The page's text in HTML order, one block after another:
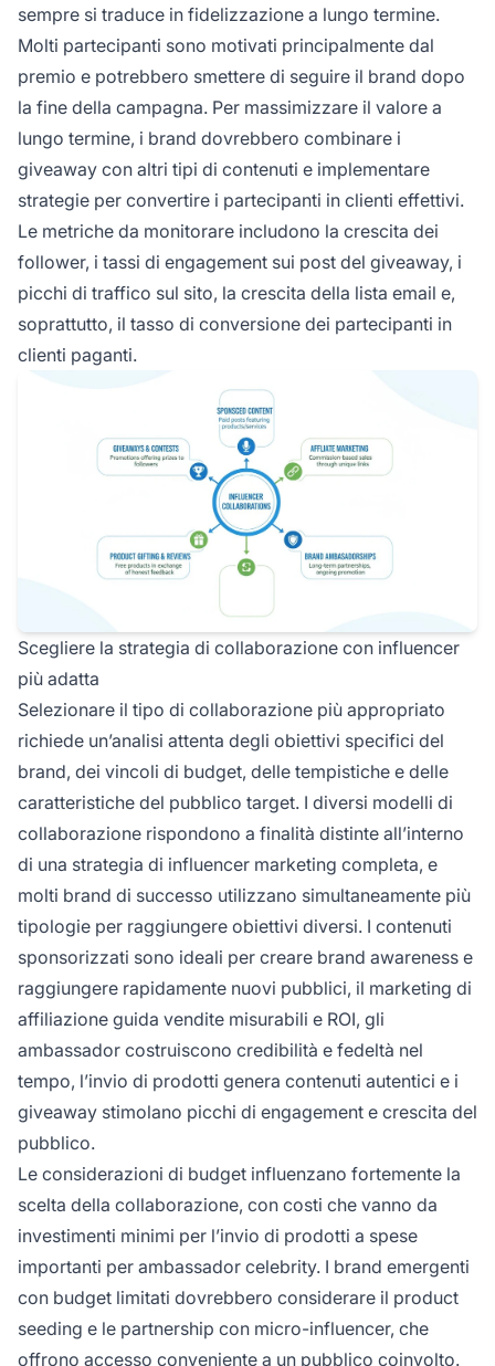
sempre si traduce in fidelizzazione a lungo termine.
Molti partecipanti sono motivati principalmente dal
premio e potrebbero smettere di seguire il brand dopo
la fine della campagna. Per massimizzare il valore a
lungo termine, i brand dovrebbero combinare i
giveaway con altri tipi di contenuti e implementare
strategie per convertire i partecipanti in clienti effettivi.
Le metriche da monitorare includono la crescita dei
follower, i tassi di engagement sui post del giveaway, i
picchi di traffico sul sito, la crescita della lista email e,
soprattutto, il tasso di conversione dei partecipanti in
clienti paganti.
Scegliere la strategia di collaborazione con influencer
più adatta
Selezionare il tipo di collaborazione più appropriato
richiede un’analisi attenta degli obiettivi specifici del
brand, dei vincoli di budget, delle tempistiche e delle
caratteristiche del pubblico target. I diversi modelli di
collaborazione rispondono a finalità distinte all’interno
di una strategia di influencer marketing completa, e
molti brand di successo utilizzano simultaneamente più
tipologie per raggiungere obiettivi diversi. I contenuti
sponsorizzati sono ideali per creare brand awareness e
raggiungere rapidamente nuovi pubblici, il marketing di
affiliazione guida vendite misurabili e ROI, gli
ambassador costruiscono credibilità e fedeltà nel
tempo, l’invio di prodotti genera contenuti autentici e i
giveaway stimolano picchi di engagement e crescita del
pubblico.
Le considerazioni di budget influenzano fortemente la
scelta della collaborazione, con costi che vanno da
investimenti minimi per l’invio di prodotti a spese
importanti per ambassador celebrity. I brand emergenti
con budget limitati dovrebbero considerare il product
seeding e le partnership con micro-influencer, che
offrono accesso conveniente a un pubblico coinvolto.